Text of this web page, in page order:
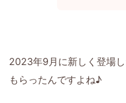
2023年9月に新しく登場
もらったんですよね♪